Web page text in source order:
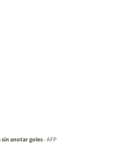
anotar goles- AFP